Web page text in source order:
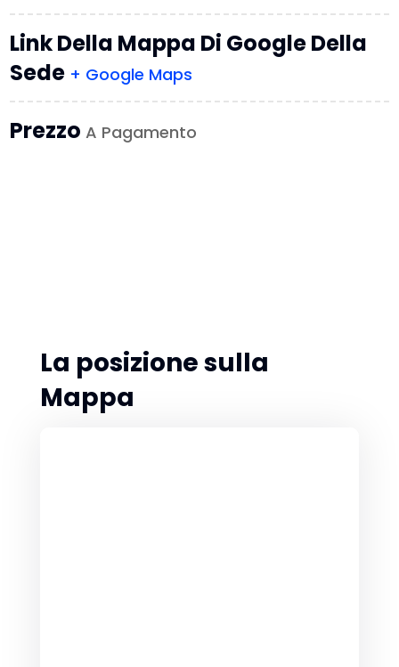
Link Della Mappa Di Google Della
Sede + Google Maps
PrezzoA Pagamento
La posizione sulla
Mappa